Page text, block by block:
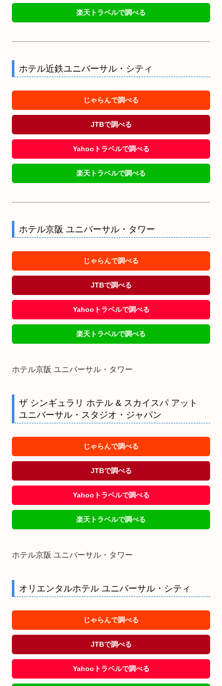
楽天トラベルで調べる
ホテル近鉄ユニバーサル・シティ
じゃらんで調べる
JTBで調べる
Yahooトラベルで調べる
楽天トラベルで調べる
ホテル京阪 ユニバーサル・タワー
じゃらんで調べる
JTBで調べる
Yahooトラベルで調べる
楽天トラベルで調べる
ホテル京阪 ユニバーサル・タワー
ザ シンギュラリ ホテル & スカイスパ アット
ユニバーサル・スタジオ・ジャパン
じゃらんで調べる
JTBで調べる
Yahooトラベルで調べる
楽天トラベルで調べる
ホテル京阪 ユニバーサル・タワー
オリエンタルホテル ユニバーサル・シティ
じゃらんで調べる
JTBで調べる
Yahooトラベルで調べる